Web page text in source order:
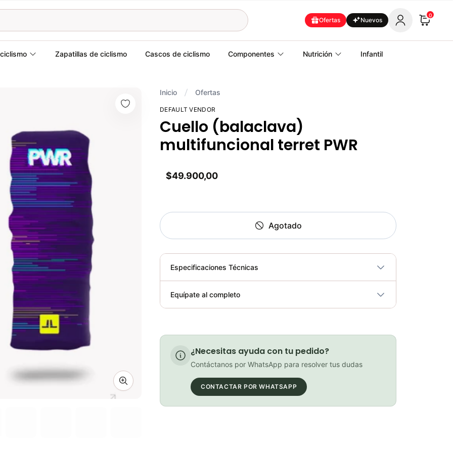
Ofertas Nuevos
0
Zapatillas de ciclismo Cascos de ciclismo Componentes Nutrición Infantil
Zoom image
Inicio Ofertas
DEFAULT VENDOR
Cuello (balaclava)
multifuncional terret PWR
$49.900,00
Agotado
Especificaciones Técnicas
Plegable No
Equípate al completo
COP 178,380.00
GEL SIS ISOTONIC APPLE
Elegir opciones
¿Necesitas ayuda con tu pedido?
Contáctanos por WhatsApp para resolver tus dudas
CONTACTAR POR WHATSAPP